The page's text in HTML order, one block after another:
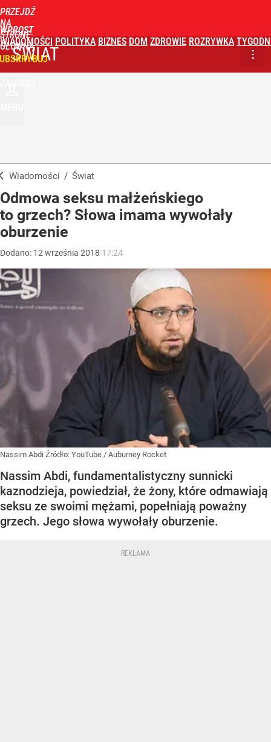
PRZEJDŹ
NA
STRONĘ
GŁÓWNĄ
WPROST
WIADOMOŚCI POLITYKA BIZNES DOM ZDROWIE ROZRYWKA
ŚWIAT
Wiadomości / Świat
Odmowa seksu małżeńskiego
to grzech? Słowa imama wywołały
oburzenie
Dodano: 12 września 2018 17:24
Nassim Abdi Źródło: YouTube / Auburney Rocket
Nassim Abdi, fundamentalistyczny sunnicki
kaznodzieja, powiedział, że żony, które odmawiają
seksu ze swoimi mężami, popełniają poważny
grzech. Jego słowa wywołały oburzenie.